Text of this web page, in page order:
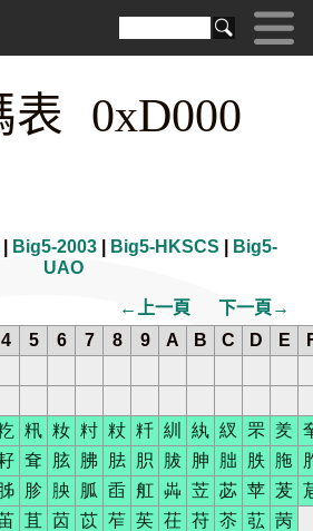
表 0xD000
Big5-2003| Big5-HKSCS
Big5-
UAO
←上一頁
下一頁→
4 5 6 7 8 9 A B C D E
籸 籹 籿 粀 粁 紃 紈 紁 罘 羑
耷 胘 胇 胠 胑 胈 胂 胐 胅 胣
胏 胗 胦 胍 臿 舡 芔 苙 苾 苹 茇
苴 苬 苡 苲 苵 茌 苻 苶 苰 苪